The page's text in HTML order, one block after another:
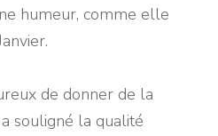
humeur, comme elle
de donner de la
souligné la qualité